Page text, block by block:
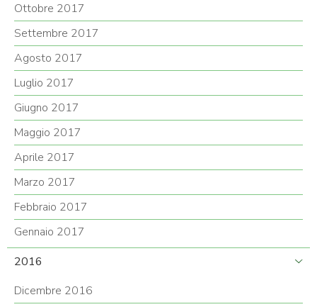
Ottobre 2017
Settembre 2017
Agosto 2017
Luglio 2017
Giugno 2017
Maggio 2017
Aprile 2017
Marzo 2017
Febbraio 2017
Gennaio 2017
2016
Dicembre 2016